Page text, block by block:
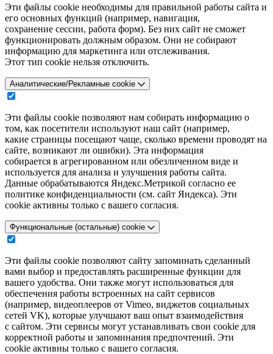
Эти файлы cookie необходимы для правильной работы сайта и
его основных функций (например, навигация,
сохранение сессии, работа форм). Без них сайт не сможет
функционировать должным образом. Они не собирают
информацию для маркетинга или отслеживания.
Этот тип cookie нельзя отключить.
Аналитические/Рекламные cookie
Эти файлы cookie позволяют нам собирать информацию о
том, как посетители используют наш сайт (например,
какие страницы посещают чаще, сколько времени проводят на
сайте, возникают ли ошибки). Эта информация
собирается в агрегированном или обезличенном виде и
используется для анализа и улучшения работы сайта.
Данные обрабатываются Яндекс.Метрикой согласно ее
политике конфиденциальности (см. сайт Яндекса). Эти
cookie активны только с вашего согласия.
Функциональные (остальные) cookie
Эти файлы cookie позволяют сайту запоминать сделанный
вами выбор и предоставлять расширенные функции для
вашего удобства. Они также могут использоваться для
обеспечения работы встроенных на сайт сервисов
(например, видеоплееров от Vimeo, виджетов социальных
сетей VK), которые улучшают ваш опыт взаимодействия
с сайтом. Эти сервисы могут устанавливать свои cookie для
корректной работы и запоминания предпочтений. Эти
cookie активны только с вашего согласия.